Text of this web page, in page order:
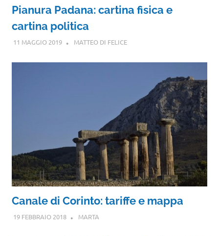
Pianura Padana: cartina fisica e
cartina politica
11 MAGGIO 2019 MATTEO DI FELICE
Canale di Corinto: tariffe e mappa
19 FEBBRAIO 2018 MARTA